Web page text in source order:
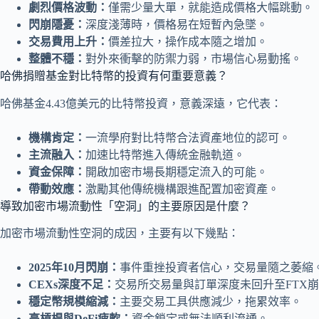
劇烈價格波動： 僅需少量大單，就能造成價格大幅跳動。
閃崩隱憂： 深度淺薄時，價格易在短暫內急墜。
交易費用上升： 價差拉大，操作成本隨之增加。
整體不穩： 對外來衝擊的防禦力弱，市場信心易動搖。
哈佛捐贈基金對比特幣的投資有何重要意義？
哈佛基金4.43億美元的比特幣投資，意義深遠，它代表：
機構肯定： 一流學府對比特幣合法資產地位的認可。
主流融入： 加速比特幣進入傳統金融軌道。
資金保障： 開啟加密市場長期穩定流入的可能。
帶動效應： 激勵其他傳統機構跟進配置加密資產。
導致加密市場流動性「空洞」的主要原因是什麼？
加密市場流動性空洞的成因，主要有以下幾點：
2025年10月閃崩： 事件重挫投資者信心，交易量隨之萎縮
CEXs深度不足： 交易所交易量與訂單深度未回升至FTX
穩定幣規模縮減： 主要交易工具供應減少，拖累效率。